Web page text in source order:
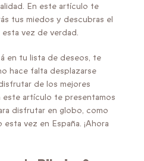
En este artículo te
tus miedos y descubras el
vez de verdad.
en tu lista de deseos, te
hace falta desplazarse
de los mejores
este artículo te presentamos
disfrutar en globo, como
esta vez en España. ¡Ahora